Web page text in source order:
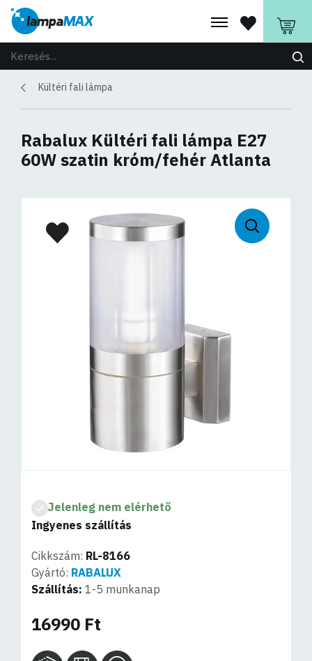
Kültéri fali lámpa
Rabalux Kültéri fali lámpa E27
60W szatin króm/fehér Atlanta
Jelenleg nem elérhető
Ingyenes szállítás
Cikkszám: RL-8166
Gyártó: RABALUX
Szállítás: 1-5 munkanap
16990 Ft